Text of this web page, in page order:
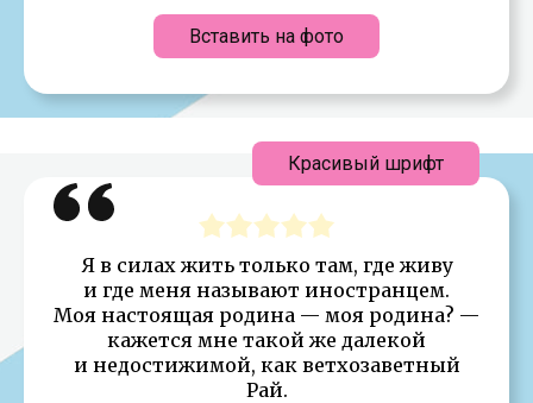
Вставить на фото
Я в силах жить только там, где живу
и где меня называют иностранцем.
Моя настоящая родина — моя родина? —
кажется мне такой же далекой
и недостижимой, как ветхозаветный
Рай.
Красивый шрифт